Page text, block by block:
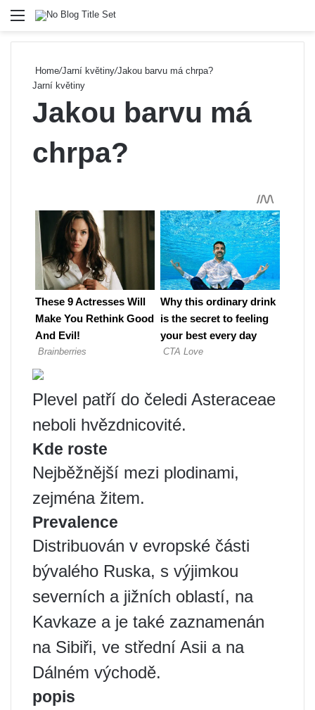
Menu
Home/Jarní květiny/Jakou barvu má chrpa?
Jarní květiny
Jakou barvu má
chrpa?
Plevel patří do čeledi Asteraceae
neboli hvězdnicovité.
Kde roste
Nejběžnější mezi plodinami,
zejména žitem.
Prevalence
Distribuován v evropské části
bývalého Ruska, s výjimkou
severních a jižních oblastí, na
Kavkaze a je také zaznamenán
na Sibiři, ve střední Asii a na
Dálném východě.
popis